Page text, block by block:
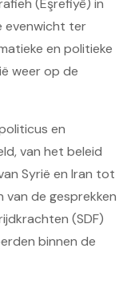
(Eşrefiyê) in
evenwicht ter
en politieke
weer op de
en
van het beleid
Syrië en Iran tot
van de gesprekken
(SDF)
binnen de